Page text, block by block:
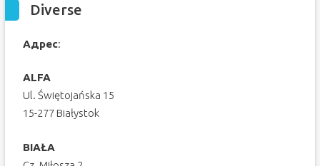
Diverse
Адрес:
ALFA
Ul. Świętojańska 15
15-277 Białystok
BIAŁA